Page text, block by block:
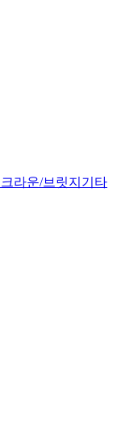
크라운/브릿지 기타